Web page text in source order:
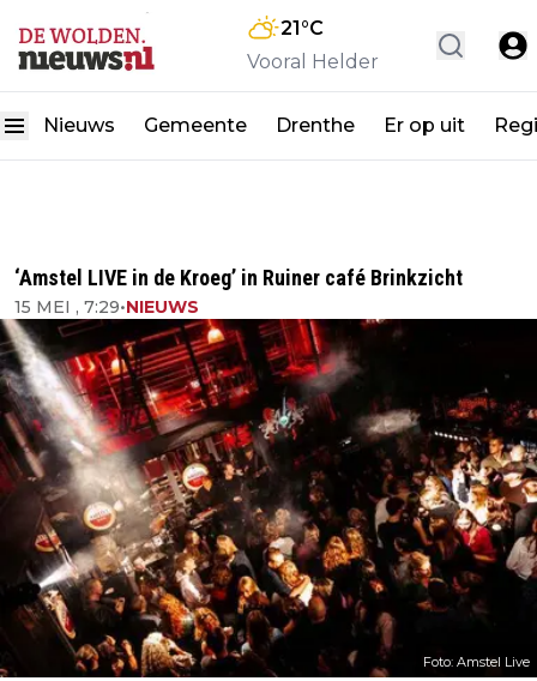
21°C
Vooral Helder
Nieuws Gemeente Drenthe Er op uit
‘Amstel LIVE in de Kroeg’ in Ruiner café Brinkzicht
15 MEI , 7:29•NIEUWS
Foto: Amstel Live